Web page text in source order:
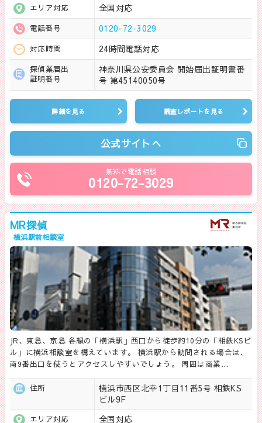
エリア対応 全国対応
電話番号 0120-72-3029
対応時間 24時間電話対応
探偵業届出
証明番号
神奈川県公安委員会 開始届出証明書番
号 第45140050号
詳細を見る 調査レポートを見る
公式サイトへ
無料で電話相談
0120-72-3029
MR探偵
横浜駅前相談室
JR、東急、京急 各線の「横浜駅」西口から徒歩約10分の「相鉄KSビ
ル」に横浜相談室を構えています。 横浜駅から訪問される場合は、
南9番出口を使うとアクセスしやすいでしょう。 周囲は商業…
住所
横浜市西区北幸1丁目11番5号 相鉄KS
ビル9F
エリア対応 全国対応